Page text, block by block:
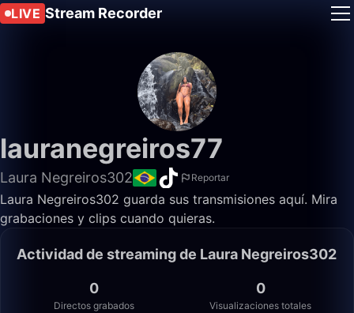
LIVE Stream Recorder
lauranegreiros77
Laura Negreiros302 Reportar
Laura Negreiros302 guarda sus transmisiones aquí. Mira
grabaciones y clips cuando quieras.
Actividad de streaming de Laura Negreiros302
0
Directos grabados
0
Visualizaciones totales